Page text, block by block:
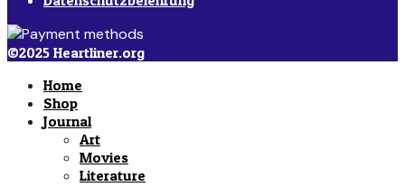
©2025 Heartliner.org
Home
Shop
Journal
Art
Movies
Literature